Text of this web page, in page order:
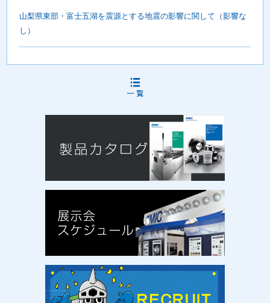
山梨県東部・富士五湖を震源とする地震の影響に関して（影響な
し）